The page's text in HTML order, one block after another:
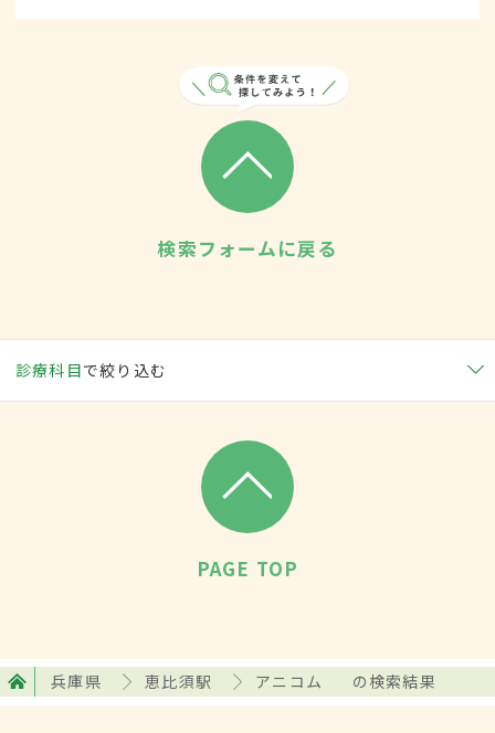
検索フォームに戻る
診療科目で絞り込む
PAGE TOP
兵庫県 恵比須駅 アニコム の検索結果